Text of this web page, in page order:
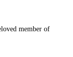
member of